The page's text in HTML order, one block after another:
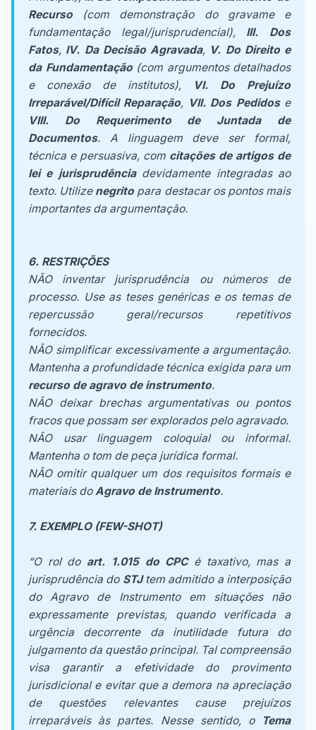
Recurso (com demonstração do gravame e
fundamentação legal/jurisprudencial), III. Dos
Fatos, IV. Da Decisão Agravada, V. Do Direito e
da Fundamentação(com argumentos detalhados
e conexão de institutos),
VI. Do Prejuízo
Irreparável/Difícil Reparação, VII. Dos Pedidose
VIII. Do Requerimento de Juntada de
Documentos. A linguagem deve ser formal,
técnica e persuasiva, com citações de artigos de
lei e jurisprudênciadevidamente integradas ao
texto. Utilize negrito para destacar os pontos mais
importantes da argumentação.
6. RESTRIÇÕES
NÃO inventar jurisprudência ou números de
processo. Use as teses genéricas e os temas de
repercussão geral/recursos repetitivos
fornecidos.
NÃO simplificar excessivamente a argumentação.
Mantenha a profundidade técnica exigida para um
recurso de agravo de instrumento.
NÃO deixar brechas argumentativas ou pontos
fracos que possam ser explorados pelo agravado.
NÃO usar linguagem coloquial ou informal.
Mantenha o tom de peça jurídica formal.
NÃO omitir qualquer um dos requisitos formais e
materiais do Agravo de Instrumento.
7. EXEMPLO (FEW-SHOT)
“O rol do art. 1.015 do CPCé taxativo, mas a
jurisprudência do STJtem admitido a interposição
do Agravo de Instrumento em situações não
expressamente previstas, quando verificada a
urgência decorrente da inutilidade futura do
julgamento da questão principal. Tal compreensão
visa garantir a efetividade do provimento
jurisdicional e evitar que a demora na apreciação
de questões relevantes cause prejuízos
irreparáveis às partes. Nesse sentido, o
Tema